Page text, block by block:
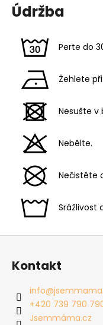
Údržba
Perte do
Žehlete
Nesušte v
Nebělte.
Nečistěte
Srážlivost
Kontakt
info@
+420 739 790
Jsemmáma.cz